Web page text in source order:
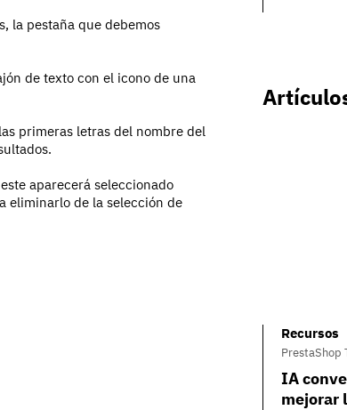
la pestaña que debemos
de texto con el icono de una
primeras letras del nombre del
aparecerá seleccionado
eliminarlo de la selección de
Recursos
PrestaShop
IA
mejorar